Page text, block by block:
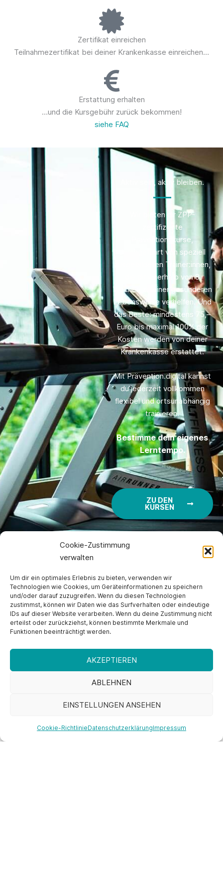
Cookie-Zustimmung
verwalten
Um dir ein optimales Erlebnis zu bieten, verwenden wir
Technologien wie Cookies, um Geräteinformationen zu speichern
und/oder darauf zuzugreifen. Wenn du diesen Technologien
zustimmst, können wir Daten wie das Surfverhalten oder eindeutige
IDs auf dieser Website verarbeiten. Wenn du deine Zustimmung nicht
erteilst oder zurückziehst, können bestimmte Merkmale und
Funktionen beeinträchtigt werden.
AKZEPTIEREN
ABLEHNEN
EINSTELLUNGEN ANSEHEN
Cookie-RichtlinieDatenschutzerklärungImpressum
Zertifikat einreichen
Teilnahmezertifikat bei deiner Krankenkasse einreichen…
Erstattung erhalten
…und die Kursgebühr zurück bekommen!
siehe FAQ
Aktiv sein, aktiv bleiben.
Wir bieten dir ZPP-
zertifizierte
Präventionskurse,
durchgeführt von speziell
ausgebildeten Trainer:innen,
die dir innerhalb von 8
Wochen zu einer gesünderen
Lebensweise verhelfen. Und
das Beste: mindestens 75,–
Euro bis maximal 100% der
Kosten werden von deiner
Krankenkasse erstattet.
Mit Prävention.digital kannst
du jederzeit vollkommen
flexibel und ortsunabhängig
trainieren.
Bestimme dein eigenes
Lerntempo.
ZU DEN
KURSEN
Was erstattet meine Krankenkasse?
Wir aktualisieren diese Liste regelmäßig. Falls Ihnen
eine Information fehlerhaft erscheint, informieren Sie
bitte die Gesundheitseinrichtung, bei der Sie auf den